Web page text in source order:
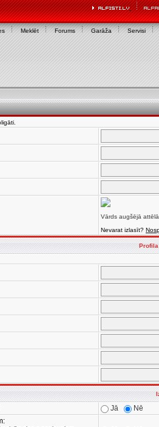
Meklēt Forums Garāža Servisi
Vārds augšējā
Nevarat izlasīt?
Jā
Nē